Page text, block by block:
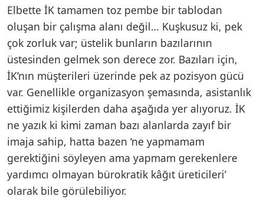
Elbette İK tamamen toz pembe bir tablodan
oluşan bir çalışma alanı değil… Kuşkusuz ki, pek
çok zorluk var; üstelik bunların bazılarının
üstesinden gelmek son derece zor. Bazıları için,
İK’nın müşterileri üzerinde pek az pozisyon gücü
var. Genellikle organizasyon şemasında, asistanlık
ettiğimiz kişilerden daha aşağıda yer alıyoruz. İK
ne yazık ki kimi zaman bazı alanlarda zayıf bir
imaja sahip, hatta bazen ‘ne yapmamam
gerektiğini söyleyen ama yapmam gerekenlere
yardımcı olmayan bürokratik kâğıt üreticileri’
olarak bile görülebiliyor.